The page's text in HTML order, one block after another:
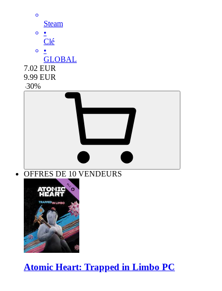
Steam
•
Clé
•
GLOBAL
7.02 EUR
9.99 EUR
-30%
OFFRES DE 10 VENDEURS
Atomic Heart: Trapped in Limbo PC